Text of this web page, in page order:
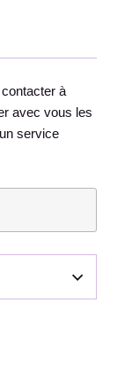
à
avec vous les
service